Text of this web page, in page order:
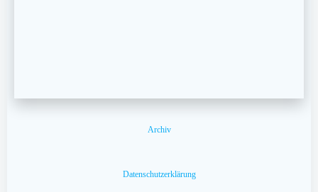
Archiv
Datenschutzerklärung